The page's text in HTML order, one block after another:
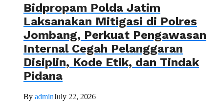
Bidpropam Polda Jatim
Laksanakan Mitigasi di Polres
Jombang, Perkuat Pengawasan
Internal Cegah Pelanggaran
Disiplin, Kode Etik, dan Tindak
Pidana
By adminJuly 22, 2026